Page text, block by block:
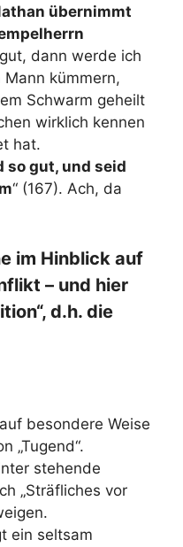
übernimmt
dann werde ich
kümmern,
Schwarm geheilt
wirklich kennen
hat.
so gut, und seid
“ (167). Ach, da
im Hinblick auf
– und hier
d.h. die
besondere Weise
„Tugend“.
stehende
„Sträfliches vor
ein seltsam